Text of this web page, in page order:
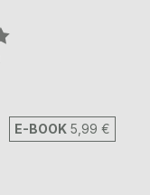
E-BOOK 5,99 €